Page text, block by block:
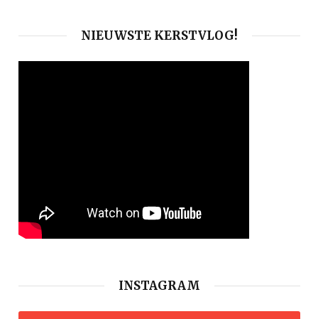
NIEUWSTE KERSTVLOG!
INSTAGRAM